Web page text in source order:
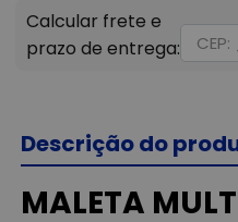
Descrição do
MALETA